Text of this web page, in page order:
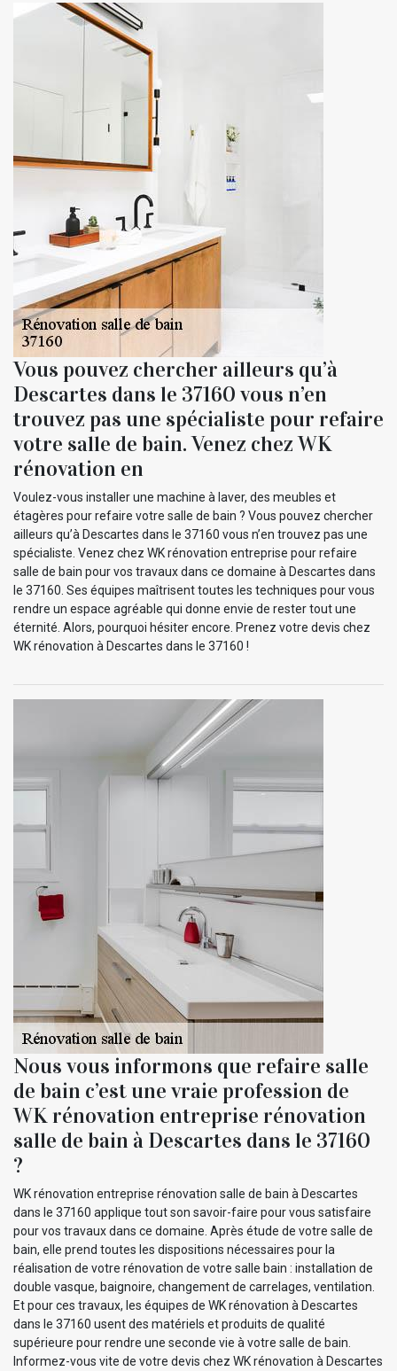
Vous pouvez chercher ailleurs qu’à
Descartes dans le 37160 vous n’en
trouvez pas une spécialiste pour refaire
votre salle de bain. Venez chez WK
rénovation en
Voulez-vous installer une machine à laver, des meubles et
étagères pour refaire votre salle de bain ? Vous pouvez chercher
ailleurs qu’à Descartes dans le 37160 vous n’en trouvez pas une
spécialiste. Venez chez WK rénovation entreprise pour refaire
salle de bain pour vos travaux dans ce domaine à Descartes dans
le 37160. Ses équipes maîtrisent toutes les techniques pour vous
rendre un espace agréable qui donne envie de rester tout une
éternité. Alors, pourquoi hésiter encore. Prenez votre devis chez
WK rénovation à Descartes dans le 37160 !
Nous vous informons que refaire salle
de bain c’est une vraie profession de
WK rénovation entreprise rénovation
salle de bain à Descartes dans le 37160
?
WK rénovation entreprise rénovation salle de bain à Descartes
dans le 37160 applique tout son savoir-faire pour vous satisfaire
pour vos travaux dans ce domaine. Après étude de votre salle de
bain, elle prend toutes les dispositions nécessaires pour la
réalisation de votre rénovation de votre salle bain : installation de
double vasque, baignoire, changement de carrelages, ventilation.
Et pour ces travaux, les équipes de WK rénovation à Descartes
dans le 37160 usent des matériels et produits de qualité
supérieure pour rendre une seconde vie à votre salle de bain.
Informez-vous vite de votre devis chez WK rénovation à Descartes